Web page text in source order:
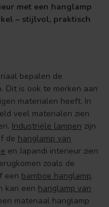
met een hanglamp
– stijlvol, praktisch
bepalen de
Dit is ook te merken aan
materialen heeft. In
veel materialen zien
Industriële lampen zijn
de hanglamp van
en Japandi interieur zien
zoals de
een bamboe hanglamp.
kan een hanglamp van
materiaal hanglamp